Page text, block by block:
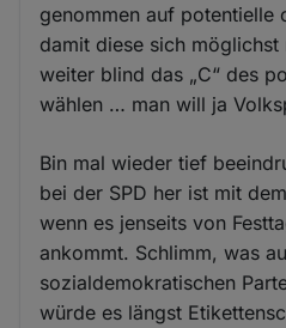
genommen auf potentielle
damit diese sich
weiter blind das „C“ des
wählen … man will ja
Bin mal wieder tief
bei der SPD her ist mit
wenn es jenseits von
ankommt. Schlimm, was
sozialdemokratischen
würde es längst